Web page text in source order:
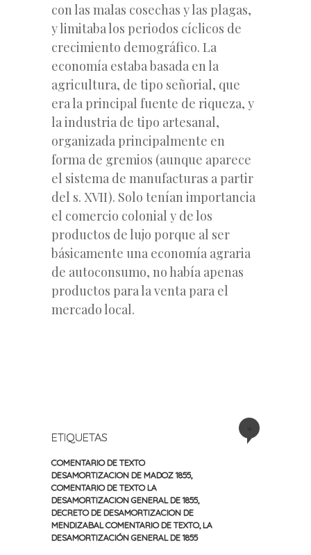
con las malas cosechas y las plagas,
y limitaba los periodos cíclicos de
crecimiento demográfico. La
economía estaba basada en la
agricultura, de tipo señorial, que
era la principal fuente de riqueza, y
la industria de tipo artesanal,
organizada principalmente en
forma de gremios (aunque aparece
el sistema de manufacturas a partir
del s. XVII). Solo tenían importancia
el comercio colonial y de los
productos de lujo porque al ser
básicamente una economía agraria
de autoconsumo, no había apenas
productos para la venta para el
mercado local.
ETIQUETAS
COMENTARIO DE TEXTO
DESAMORTIZACION DE MADOZ 1855,
COMENTARIO DE TEXTO LA
DESAMORTIZACION GENERAL DE 1855,
DECRETO DE DESAMORTIZACION DE
MENDIZABAL COMENTARIO DE TEXTO, LA
DESAMORTIZACIÓN GENERAL DE 1855